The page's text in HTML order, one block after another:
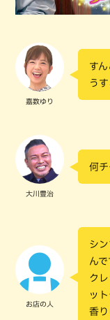
嘉数ゆり
す
う
大川豊治
何チ
お店の人
シ
ん
ク
ッ
香